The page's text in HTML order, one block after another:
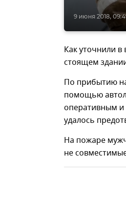
9 июня 2018,
Как уточнили
стоящем
По прибытию
помощью
оперативным
удалось
На пожаре
не